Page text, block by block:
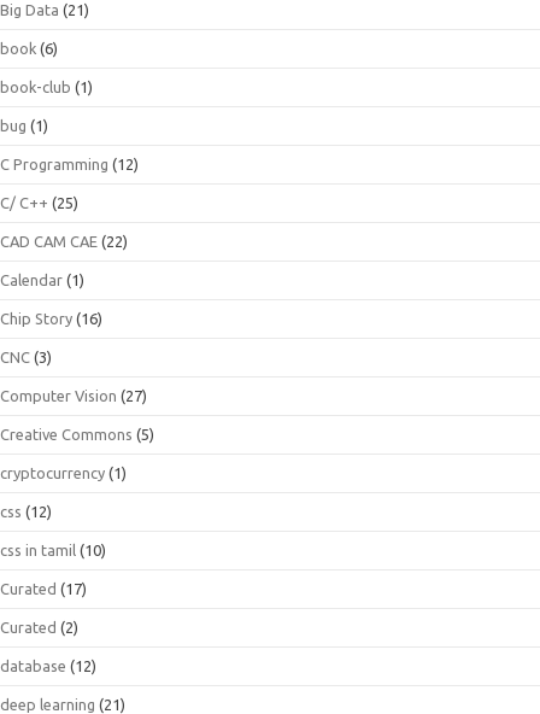
Big Data (21)
book (6)
book-club (1)
bug (1)
C Programming (12)
C/ C++ (25)
CAD CAM CAE (22)
Calendar (1)
Chip Story (16)
CNC (3)
Computer Vision (27)
Creative Commons (5)
cryptocurrency (1)
css (12)
css in tamil (10)
Curated (17)
Curated (2)
database (12)
deep learning (21)